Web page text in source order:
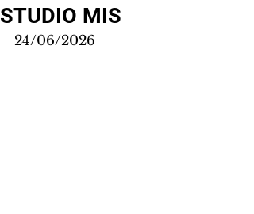
STUDIO MIS
24/06/2026